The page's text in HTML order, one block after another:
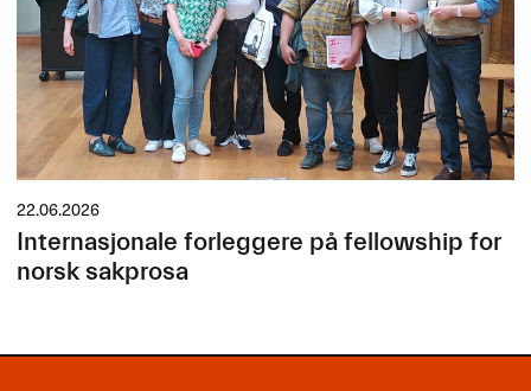
22.06.2026
Internasjonale forleggere på fellowship for
norsk sakprosa